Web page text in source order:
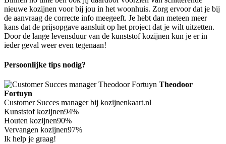
nieuwe kozijnen voor bij jou in het woonhuis. Zorg ervoor dat je bij
de aanvraag de correcte info meegeeft. Je hebt dan meteen meer
kans dat de prijsopgave aansluit op het project dat je wilt uitzetten.
Door de lange levensduur van de kunststof kozijnen kun je er in
ieder geval weer even tegenaan!
Persoonlijke tips nodig?
Theodoor
Fortuyn
Customer Succes manager bij kozijnenkaart.nl
Kunststof kozijnen94%
Houten kozijnen90%
Vervangen kozijnen97%
Ik help je graag!